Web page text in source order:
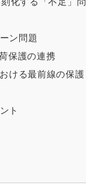
ン問題
保護の連携
ける最前線の保護
ト